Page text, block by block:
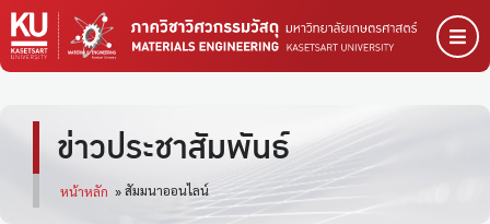
ข่าวประชาสัมพันธ์
หน้าหลัก »สัมมนาออนไลน์